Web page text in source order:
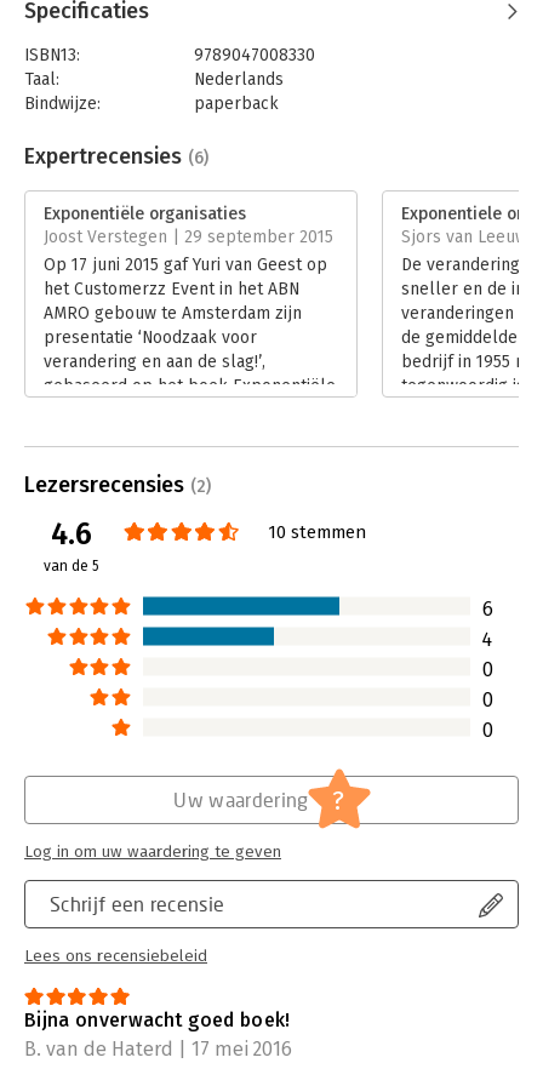
Specificaties
ISBN13:
9789047008330
Taal:
Nederlands
Bindwijze:
paperback
Uitgever:
Business Contact
Verschijningsdatum:
3-9-2015
Hoofdrubriek: Organisatiekunde
Expertrecensies (6)
Exponentiële organisaties
Joost Verstegen | 29 september 2015
Op 17 juni 2015 gaf Yuri van Geest op
het Customerzz Event in het ABN
AMRO gebouw te Amsterdam zijn
presentatie ‘Noodzaak voor
verandering en aan de slag!’,
gebaseerd op het boek Exponentiële
vooravond staan van een
boodschap die hij verkondigde was
duidelijk: Organisaties moeten zich
snelveranderende tijd. Doen ze dat
niet, dan zullen ze het niet overleven.
Exponentiele
Sjors van
De
sneller en de
veranderingen is
de gemiddelde
bedrijf in 1955
tegenwoordig is
Lezersrecensies (2)
4.6
van de 5
10 stemmen
6
4
0
0
0
Schrijf een recensie
Lees ons recensiebeleid
Uw waardering ?
Log in om uw waardering te geven
Bijna onverwacht goed boek!
B. van de Haterd | 17 mei 2016